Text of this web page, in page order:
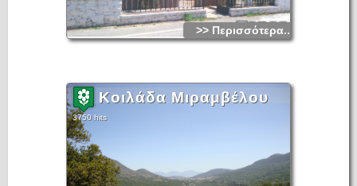
>> Περισσότερα...
Κοιλάδα Μιραμβέλου
3750 hits